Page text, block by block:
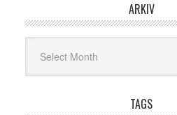
ARKIV
TAGS